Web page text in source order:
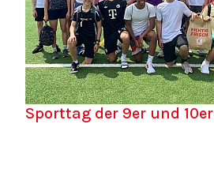
Sporttag der 9er und 10er